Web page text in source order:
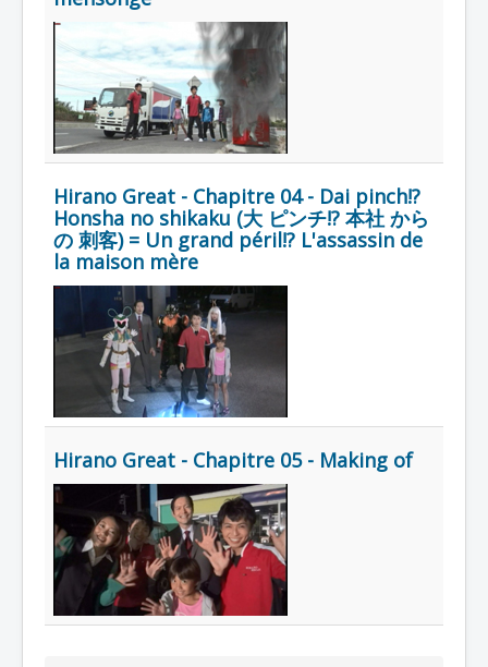
Hirano Great
Année :2017
Toku-actrice(s) : Kasumi Tsuji
Nombre d'image(s) :115
Hirano Great - Chapitre 04 - Dai pinch!?
Honsha no shikaku (大 ピンチ!? 本社 から
の 刺客) = Un grand péril!? L'assassin de
la maison mère
Hirano Great - Chapitre 05 - Making of